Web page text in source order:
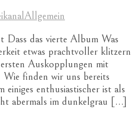
Allgemein
Dass das vierte Album Was
etwas prachtvoller klitzern
Auskopplungen mit
finden wir uns bereits
einiges enthusiastischer ist als
abermals im dunkelgrau […]